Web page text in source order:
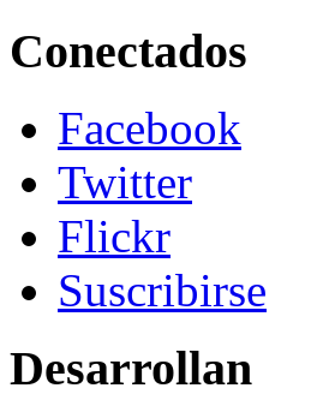
Conectados
Facebook
Twitter
Flickr
Suscribirse
Desarrollan